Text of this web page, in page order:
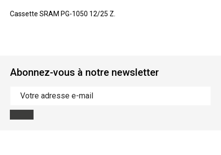
Cassette SRAM PG-1050 12/25 Z.
Abonnez-vous à notre newsletter